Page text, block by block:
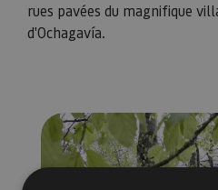
rues pavées du magnifique
d'Ochagavía.